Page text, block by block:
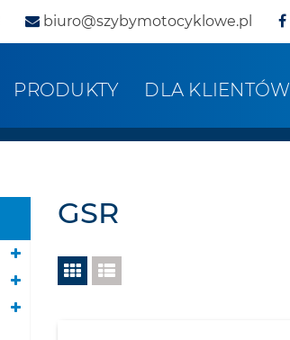
biuro@szybymotocyklowe.pl
PRODUKTY DLA KLIENTÓW
GSR